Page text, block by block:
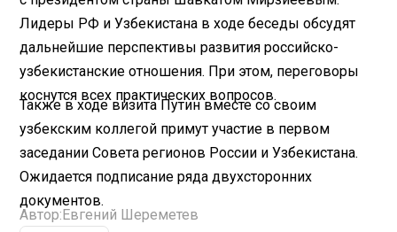
Лидеры РФ и Узбекистана в ходе беседы обсудят
дальнейшие перспективы развития российско-
узбекистанские отношения. При этом, переговоры
коснутся всех практических вопросов.
Также в ходе визита Путин вместе со своим
узбекским коллегой примут участие в первом
заседании Совета регионов России и Узбекистана.
Ожидается подписание ряда двухсторонних
документов.
Автор: Евгений Шереметев